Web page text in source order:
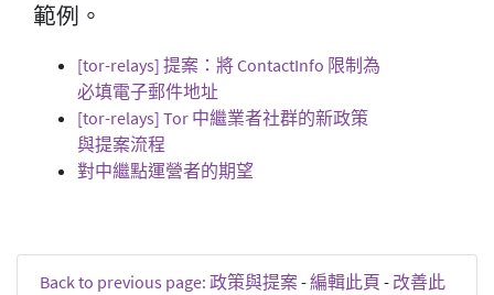
範例。
[tor-relays] 提案：將 ContactInfo 限制為
必填電子郵件地址
[tor-relays] Tor 中繼業者社群的新政策
與提案流程
對中繼點運營者的期望
Back to previous page: 政策與提案-編輯此頁 - 改善此